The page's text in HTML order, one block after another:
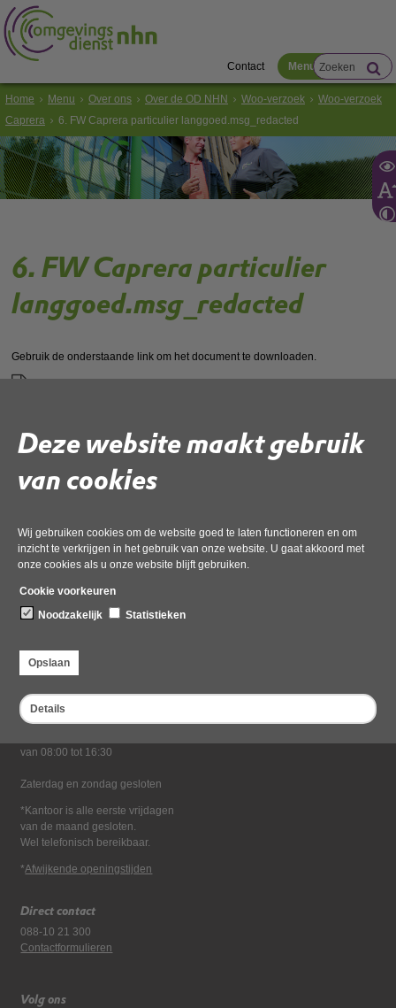
Deze website maakt gebruik
van cookies
Wij gebruiken cookies om de website goed te laten functioneren en om
inzicht te verkrijgen in het gebruik van onze website. U gaat akkoord met
onze cookies als u onze website blijft gebruiken.
Cookie voorkeuren
Noodzakelijk
Statistieken
Opslaan
Details
Contact Menu
Home Menu Over ons Over de OD NHN Woo-verzoek
Woo-verzoek
Caprera
6. FW Caprera particulier langgoed.msg_redacted
6. FW Caprera particulier
langgoed.msg_redacted
Gebruik de onderstaande link om het document te downloaden.
Deel deze pagina
Bezoekadres
Postadres
Openingstijden kantoor
van 08:00 tot 16:30
Zaterdag en zondag gesloten
*Kantoor is alle eerste vrijdagen
van de maand gesloten.
Wel telefonisch bereikbaar.
*Afwijkende openingstijden
Direct contact
088-10 21 300
Contactformulieren
Volg ons